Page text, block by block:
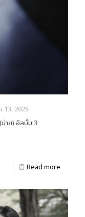
13, 2025
าย) อัลบั้ม 3
Read more